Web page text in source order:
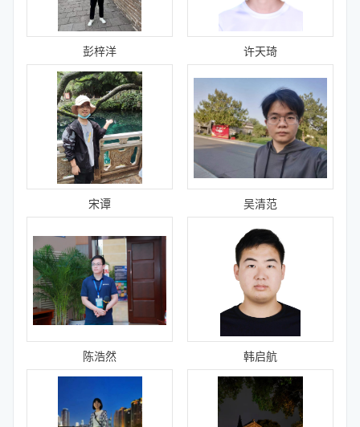
彭梓洋 许天琦
宋谭 吴清范
陈浩然 韩启航